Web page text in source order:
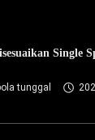
Single
tunggal